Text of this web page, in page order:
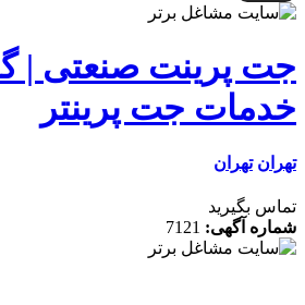
پرینت صنعتی |
جت پرینتر
تهران
بگیرید
آگهی:7121